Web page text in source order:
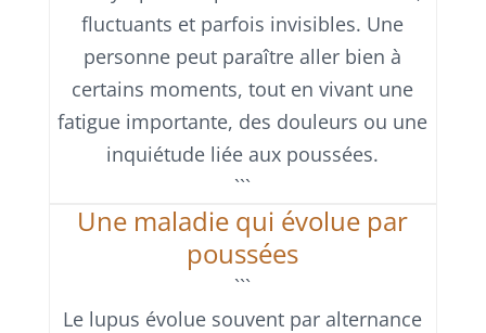
fluctuants et parfois invisibles. Une
personne peut paraître aller bien à
certains moments, tout en vivant une
fatigue importante, des douleurs ou une
inquiétude liée aux poussées.
```
Une maladie qui évolue par
poussées
```
Le lupus évolue souvent par alternance